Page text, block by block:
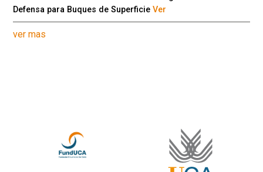
Defensa para Buques de SuperficieVer
ver mas